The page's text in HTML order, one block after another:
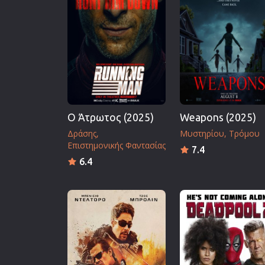
Επιστημονικής Φαντασίας
Εποχής
Ερωτικές
Ευρωπαικός
Θρησκευτικές
Θρίλερ
Ιστορικές
Καταστροφής
Κλασσικές
Ο Άτρωτος (2025)
Δράσης
Επιστημονικής Φαντασίας
6.4
Weapons (2025)
Μυστηρίου Τρόμου
7.4